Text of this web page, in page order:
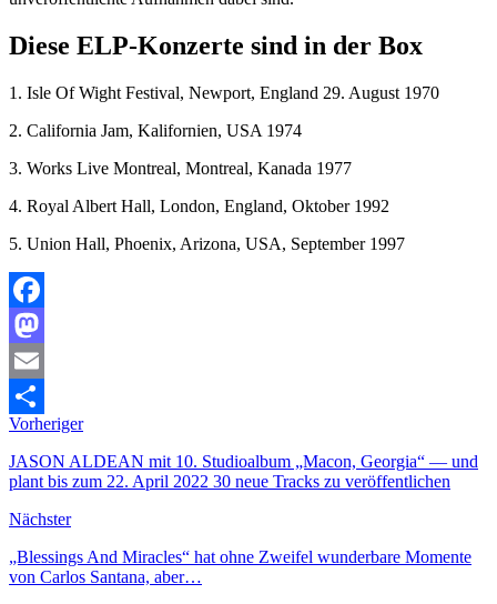
Diese ELP-Konzerte sind in der Box
1. Isle Of Wight Festival, Newport, England 29. August 1970
2. California Jam, Kalifornien, USA 1974
3. Works Live Montreal, Montreal, Kanada 1977
4. Royal Albert Hall, London, England, Oktober 1992
5. Union Hall, Phoenix, Arizona, USA, September 1997
Facebook
Mastodon
Email
Teilen
Vorheriger
JASON ALDEAN mit 10. Studioalbum „Macon, Georgia“ — und
plant bis zum 22. April 2022 30 neue Tracks zu veröffentlichen
Nächster
„Blessings And Miracles“ hat ohne Zweifel wunderbare Momente
von Carlos Santana, aber…